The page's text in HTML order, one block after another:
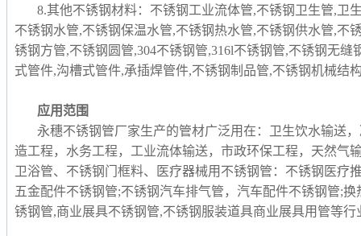
8.其他不锈钢材料：不锈钢工业流体管,不锈钢卫生管,卫
不锈钢水管,不锈钢保温水管,不锈钢热水管,不锈钢供水管,不
锈钢方管,不锈钢圆管,304不锈钢管,316l不锈钢管,不锈钢无
式管件,沟槽式管件,承插焊管件,不锈钢制品管,不锈钢机械结
应用范围
永穗不锈钢管厂家生产的管材广泛用在：卫生饮水输送
造工程，水务工程，工业流体输送，市政环保工程，天然气
卫浴管、不锈钢门框料、医疗器械用不锈钢管：不锈钢医疗
五金配件不锈钢管;不锈钢汽车排气管，汽车配件不锈钢管;
锈钢管,商业展具不锈钢管,不锈钢服装道具商业展具用管等行